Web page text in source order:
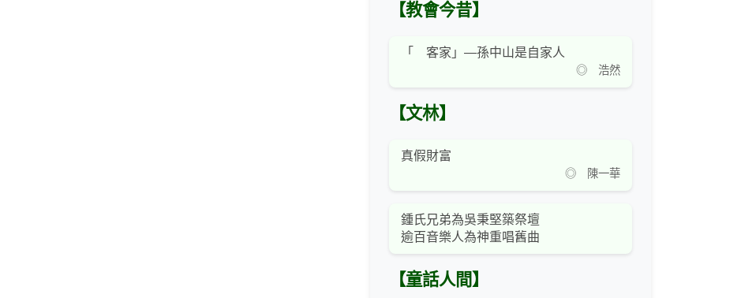
【教會今昔】
「 客家」—孫中山是自家人
◎ 浩然
【文林】
真假財富
◎ 陳一華
鍾氏兄弟為吳秉堅築祭壇
逾百音樂人為神重唱舊曲
【童話人間】